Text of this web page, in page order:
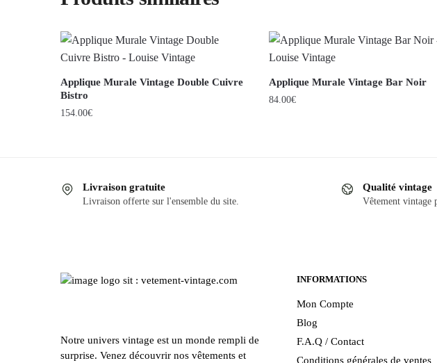
Applique Murale Vintage Double Cuivre
Bistro
154.00€
Applique Murale Vintage Bar Noir
84.00€
Livraison gratuite
Livraison offerte sur l'ensemble du site.
Qualité vintage
Vêtement vintage
Notre univers vintage est un monde rempli de
surprise. Venez découvrir nos vêtements et
INFORMATIONS
Mon Compte
Blog
F.A.Q / Contact
Conditions générales de ventes